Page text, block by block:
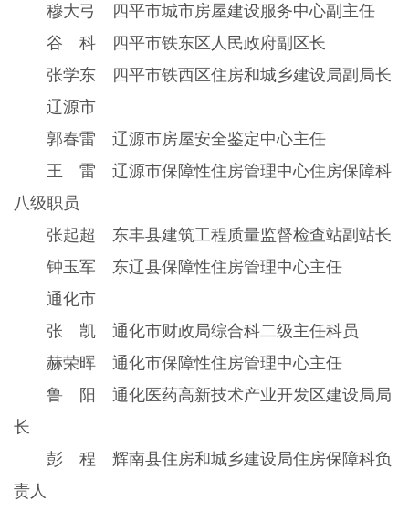
穆大弓 四平市城市房屋建设服务中心副主任
谷 科 四平市铁东区人民政府副区长
张学东 四平市铁西区住房和城乡建设局副局长
辽源市
郭春雷 辽源市房屋安全鉴定中心主任
王 雷 辽源市保障性住房管理中心住房保障科
八级职员
张起超 东丰县建筑工程质量监督检查站副站长
钟玉军 东辽县保障性住房管理中心主任
通化市
张 凯 通化市财政局综合科二级主任科员
赫荣晖 通化市保障性住房管理中心主任
鲁 阳 通化医药高新技术产业开发区建设局局
长
彭 程 辉南县住房和城乡建设局住房保障科负
责人